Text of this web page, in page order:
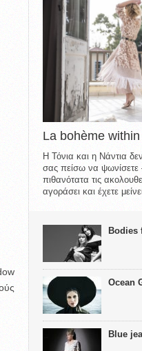
La bohème within
Η Τόνια και η Νάντια
σας πείσω να ψωνίσετε
πιθανότατα τις
αγοράσει και έχετε
Bodies
Ocean
Blue